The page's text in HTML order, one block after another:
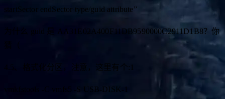
startSector endSector type/guid attribute”
为什么 guid 是 AA31E02A400F11DB9590000C2911D1B8？你
4.5、格式化分区，注意，这里有个:1
vmkfstools -C vmfs5 -S USB-DISK-1